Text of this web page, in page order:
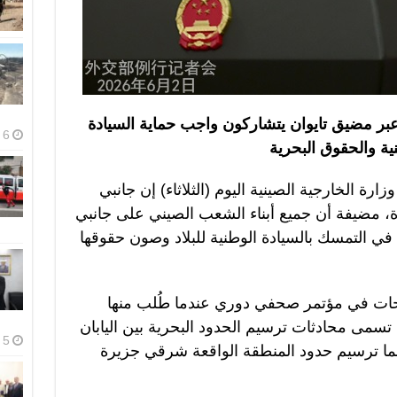
عبر مضيق تايوان يتشاركون واجب حماية السيادة
والحقوق البحرية
الخارجية الصينية اليوم (الثلاثاء) إن جانبي
مضيفة أن جميع أبناء الشعب الصيني على جانبي
التمسك بالسيادة الوطنية للبلاد وصون حقوقها
في مؤتمر صحفي دوري عندما طُلب منها
تسمى محادثات ترسيم الحدود البحرية بين اليابان
ترسيم حدود المنطقة الواقعة شرقي جزيرة
6 أغسطس، 2026
5 أغسطس، 2026